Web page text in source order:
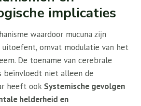
implicaties
waardoor mucuna zijn
omvat modulatie van het
De toename van cerebrale
beïnvloedt niet alleen de
heeft ook Systemische gevolgen
helderheid en